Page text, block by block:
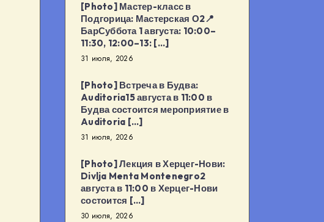
[Photo] Мастер-класс в
Подгорица: Мастерская О2📍
БарСуббота 1 августа: 10:00–
11:30, 12:00–13: […]
31 июля, 2026
[Photo] Встреча в Будва:
Auditoria15 августа в 11:00 в
Будва состоится мероприятие в
Auditoria […]
31 июля, 2026
[Photo] Лекция в Херцег-Нови:
Divlja Menta Montenegro2
августа в 11:00 в Херцег-Нови
состоится […]
30 июля, 2026